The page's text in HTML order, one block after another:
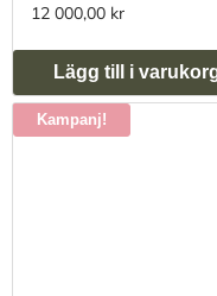
12 000,00 kr
Lägg till i
Kampanj!